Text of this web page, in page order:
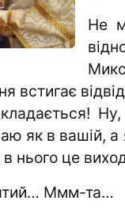
Не
встигає
як в вашій,
нього це
Ммм-та…